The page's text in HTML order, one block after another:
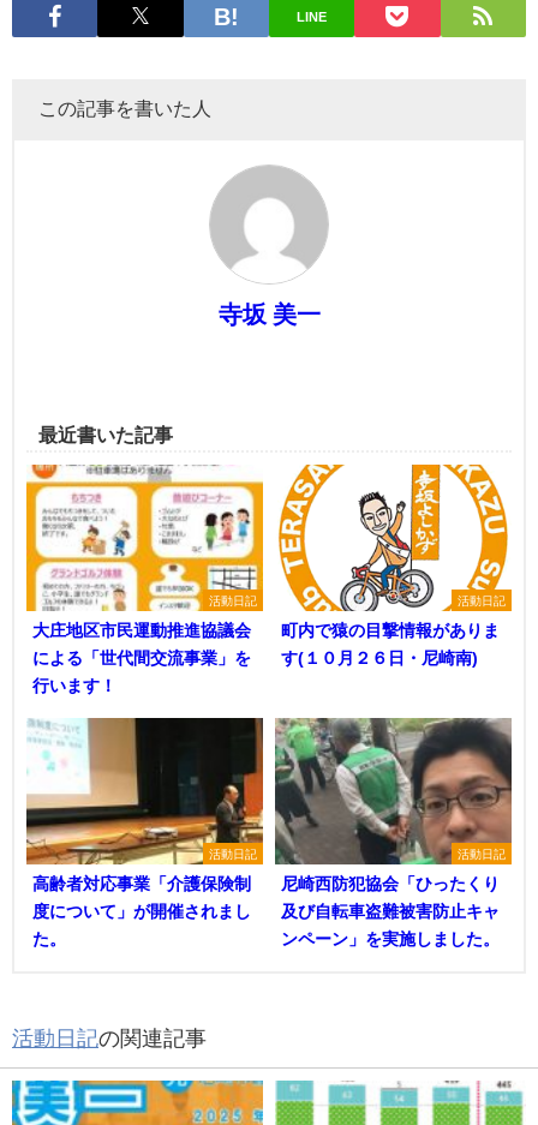
LINE
この記事を書いた人
寺坂 美一
最近書いた記事
活動日記
大庄地区市民運動推進協議会
による「世代間交流事業」を
行います！
活動日記
町内で猿の目撃情報がありま
す(１０月２６日・尼崎南)
活動日記
高齢者対応事業「介護保険制
度について」が開催されまし
た。
活動日記
尼崎西防犯協会「ひったくり
及び自転車盗難被害防止キャ
ンペーン」を実施しました。
活動日記の関連記事